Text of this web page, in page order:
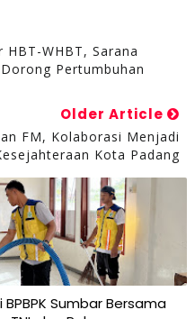
WHBT, Sarana
Pertumbuhan
Older Article
FM, Kolaborasi Menjadi
Kota Padang
Sumbar Bersama